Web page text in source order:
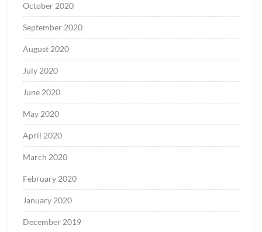
October 2020
September 2020
August 2020
July 2020
June 2020
May 2020
April 2020
March 2020
February 2020
January 2020
December 2019